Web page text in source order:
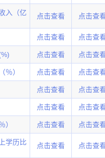
入（亿
点击查看 点击查
点击查看 点击查
点击查看 点击查
％） 点击查看 点击查
点击查看 点击查
点击查看 点击查
） 点击查看 点击查
学历比
点击查看 点击查